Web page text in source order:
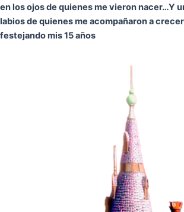
en los ojos de quienes me vieron nacer…Y
labios de quienes me acompañaron a
festejando mis 15 años